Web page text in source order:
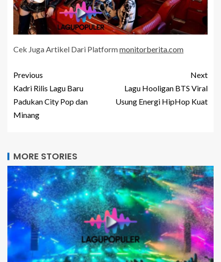
Cek Juga Artikel Dari Platformmonitorberita.com
Previous
Kadri Rilis Lagu Baru
Padukan City Pop dan
Minang
Next
Lagu Hooligan BTS Viral
Usung Energi HipHop Kuat
MORE STORIES